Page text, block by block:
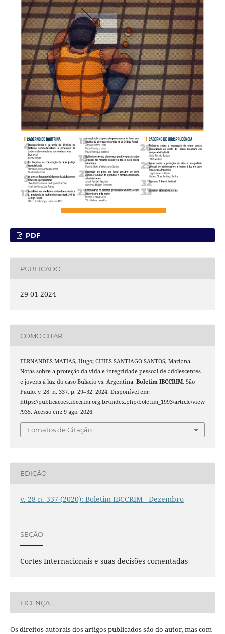
PDF
PUBLICADO
29-01-2024
COMO CITAR
FERNANDES MATIAS, Hugo; CHIES SANTIAGO SANTOS, Mariana.
Notas sobre a proteção da vida e integridade pessoal de adolescentes
e jovens à luz do caso Bulacio vs. Argentina. Boletim IBCCRIM, São
Paulo, v. 28, n. 337, p. 29–32, 2024. Disponível em:
https://publicacoes.ibccrim.org.br/index.php/boletim_1993/article/view
/935. Acesso em: 9 ago. 2026.
Fomatos de Citação
EDIÇÃO
v. 28 n. 337 (2020): Boletim IBCCRIM - Dezembro
SEÇÃO
Cortes Internacionais e suas decisões comentadas
LICENÇA
Os direitos autorais dos artigos publicados são do autor, mas com